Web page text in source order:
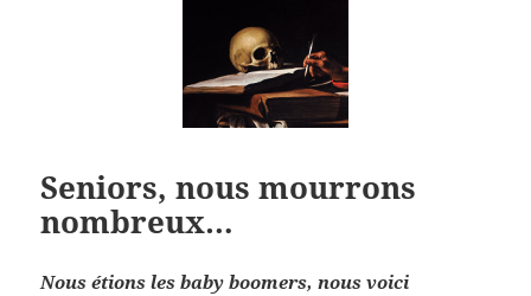
Seniors, nous mourrons
nombreux…
Nous étions les baby boomers, nous voici